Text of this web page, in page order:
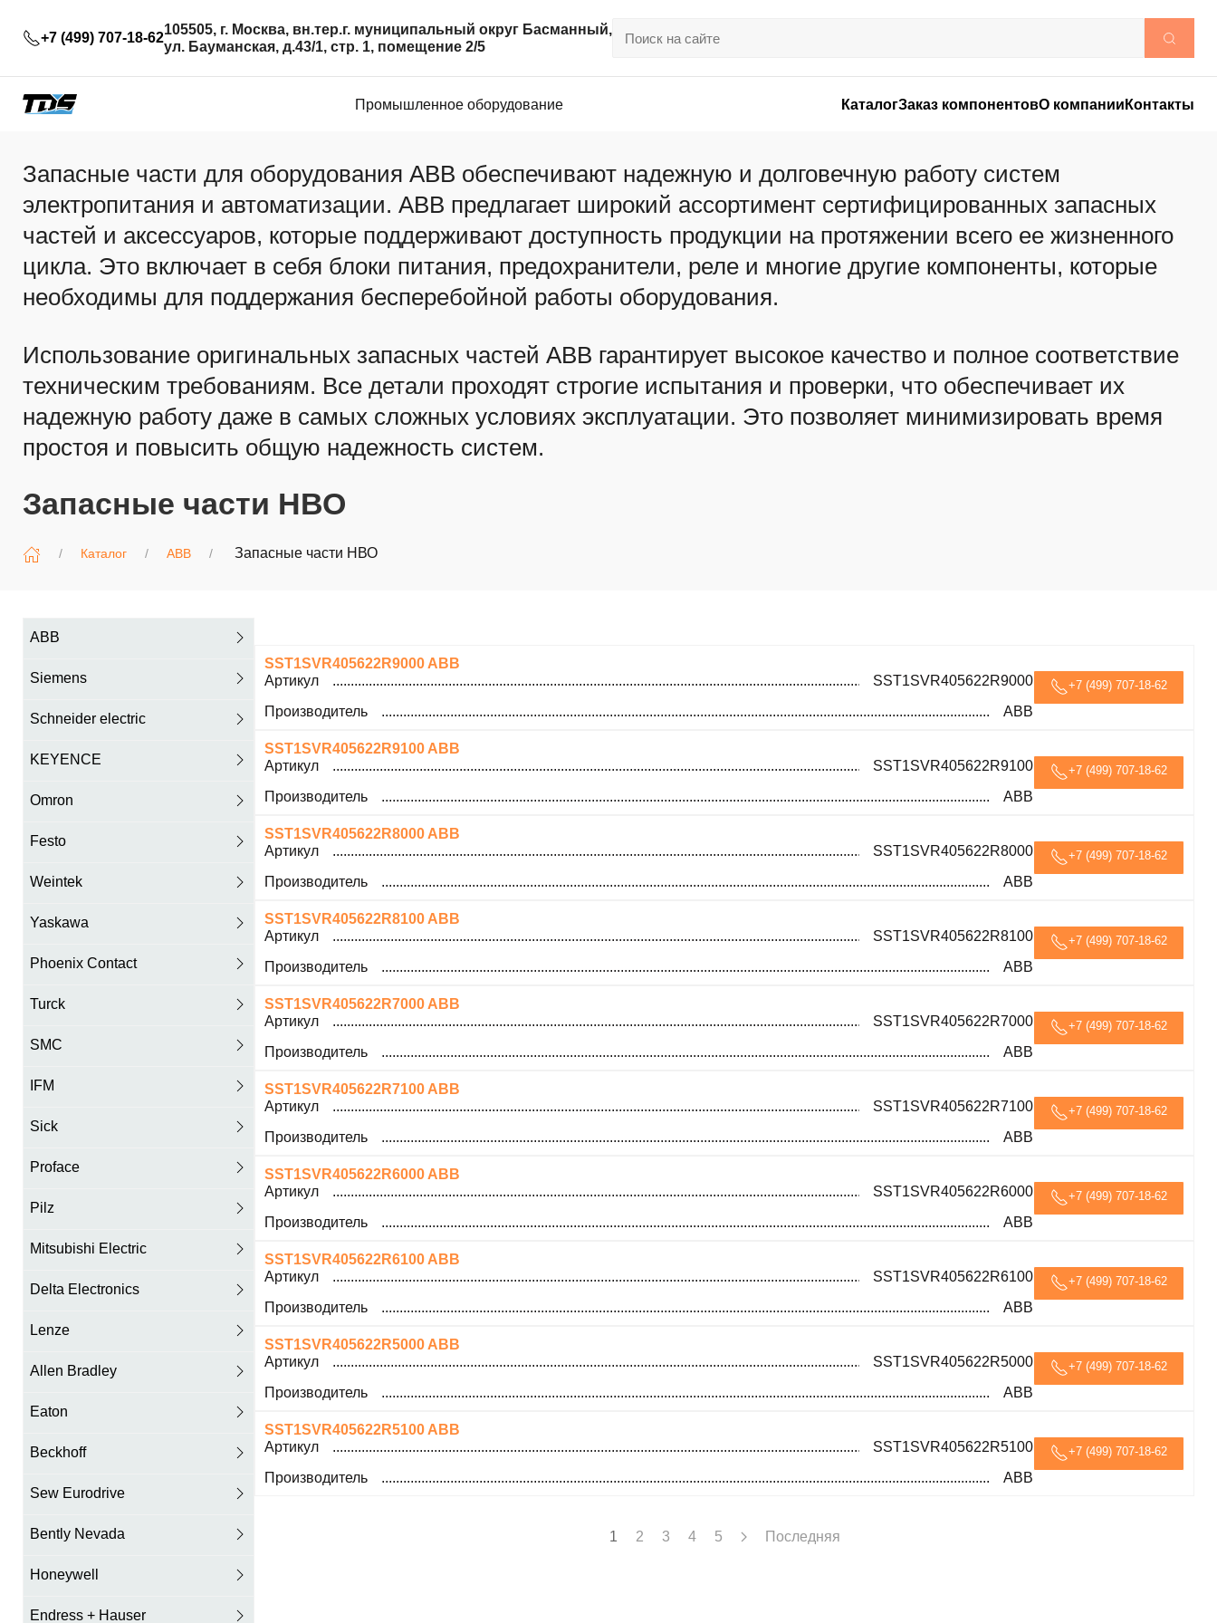
+7 (499) 707-18-62
105505, г. Москва, вн.тер.г. муниципальный округ Басманный,
ул. Бауманская, д.43/1, стр. 1, помещение 2/5
Промышленное оборудование КаталогЗаказ компонентовО компании Контакты
Запасные части для оборудования ABB обеспечивают надежную и долговечную работу систем
электропитания и автоматизации. ABB предлагает широкий ассортимент сертифицированных запасных
частей и аксессуаров, которые поддерживают доступность продукции на протяжении всего ее жизненного
цикла. Это включает в себя блоки питания, предохранители, реле и многие другие компоненты, которые
необходимы для поддержания бесперебойной работы оборудования.
Использование оригинальных запасных частей ABB гарантирует высокое качество и полное соответствие
техническим требованиям. Все детали проходят строгие испытания и проверки, что обеспечивает их
надежную работу даже в самых сложных условиях эксплуатации. Это позволяет минимизировать время
простоя и повысить общую надежность систем.
Запасные части НВО
Каталог ABB Запасные части НВО
ABB
Siemens
Schneider electric
KEYENCE
Omron
Festo
Weintek
Yaskawa
Phoenix Contact
Turck
SMC
IFM
Sick
Proface
Pilz
Mitsubishi Electric
Delta Electronics
Lenze
Allen Bradley
Eaton
Beckhoff
Sew Eurodrive
Bently Nevada
Honeywell
Endress + Hauser
SST1SVR405622R9000 ABB
Артикул
SST1SVR405622R9000
Производитель
ABB
+7 (499) 707-18-62
SST1SVR405622R9100 ABB
Артикул
SST1SVR405622R9100
Производитель
ABB
+7 (499) 707-18-62
SST1SVR405622R8000 ABB
Артикул
SST1SVR405622R8000
Производитель
ABB
+7 (499) 707-18-62
SST1SVR405622R8100 ABB
Артикул
SST1SVR405622R8100
Производитель
ABB
+7 (499) 707-18-62
SST1SVR405622R7000 ABB
Артикул
SST1SVR405622R7000
Производитель
ABB
+7 (499) 707-18-62
SST1SVR405622R7100 ABB
Артикул
SST1SVR405622R7100
Производитель
ABB
+7 (499) 707-18-62
SST1SVR405622R6000 ABB
Артикул
SST1SVR405622R6000
Производитель
ABB
+7 (499) 707-18-62
SST1SVR405622R6100 ABB
Артикул
SST1SVR405622R6100
Производитель
ABB
+7 (499) 707-18-62
SST1SVR405622R5000 ABB
Артикул
SST1SVR405622R5000
Производитель
ABB
+7 (499) 707-18-62
SST1SVR405622R5100 ABB
Артикул
SST1SVR405622R5100
Производитель
ABB
+7 (499) 707-18-62
1 2 3 4 5 Последняя